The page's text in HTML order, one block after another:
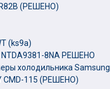
(РЕШЕНО)
(ks9a)
NTDA9381-8NA РЕШЕНО
холодильника Samsung
CMD-115 (РЕШЕНО)